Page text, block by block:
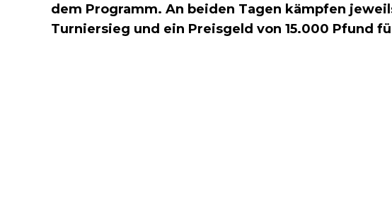
dem Programm. An beiden Tagen kämpfen
Turniersieg und ein Preisgeld von 15.000 Pfund